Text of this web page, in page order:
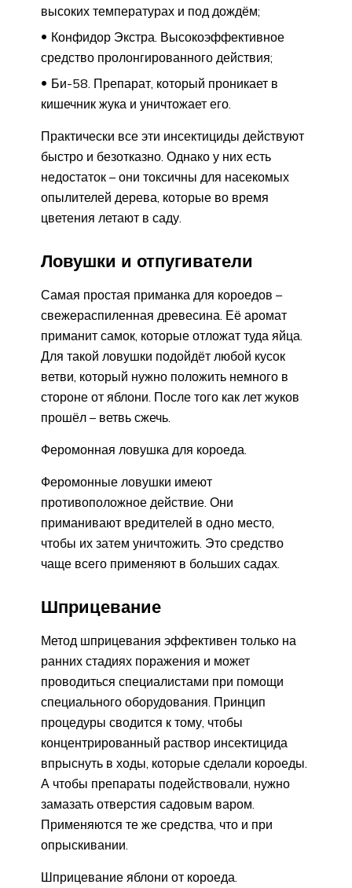
высоких температурах и под дождём;
Конфидор Экстра. Высокоэффективное
средство пролонгированного действия;
Би-58. Препарат, который проникает в
кишечник жука и уничтожает его.
Практически все эти инсектициды действуют
быстро и безотказно. Однако у них есть
недостаток – они токсичны для насекомых
опылителей дерева, которые во время
цветения летают в саду.
Ловушки и отпугиватели
Самая простая приманка для короедов –
свежераспиленная древесина. Её аромат
приманит самок, которые отложат туда яйца.
Для такой ловушки подойдёт любой кусок
ветви, который нужно положить немного в
стороне от яблони. После того как лет жуков
прошёл – ветвь сжечь.
Феромонная ловушка для короеда.
Феромонные ловушки имеют
противоположное действие. Они
приманивают вредителей в одно место,
чтобы их затем уничтожить. Это средство
чаще всего применяют в больших садах.
Шприцевание
Метод шприцевания эффективен только на
ранних стадиях поражения и может
проводиться специалистами при помощи
специального оборудования. Принцип
процедуры сводится к тому, чтобы
концентрированный раствор инсектицида
впрыснуть в ходы, которые сделали короеды.
А чтобы препараты подействовали, нужно
замазать отверстия садовым варом.
Применяются те же средства, что и при
опрыскивании.
Шприцевание яблони от короеда.